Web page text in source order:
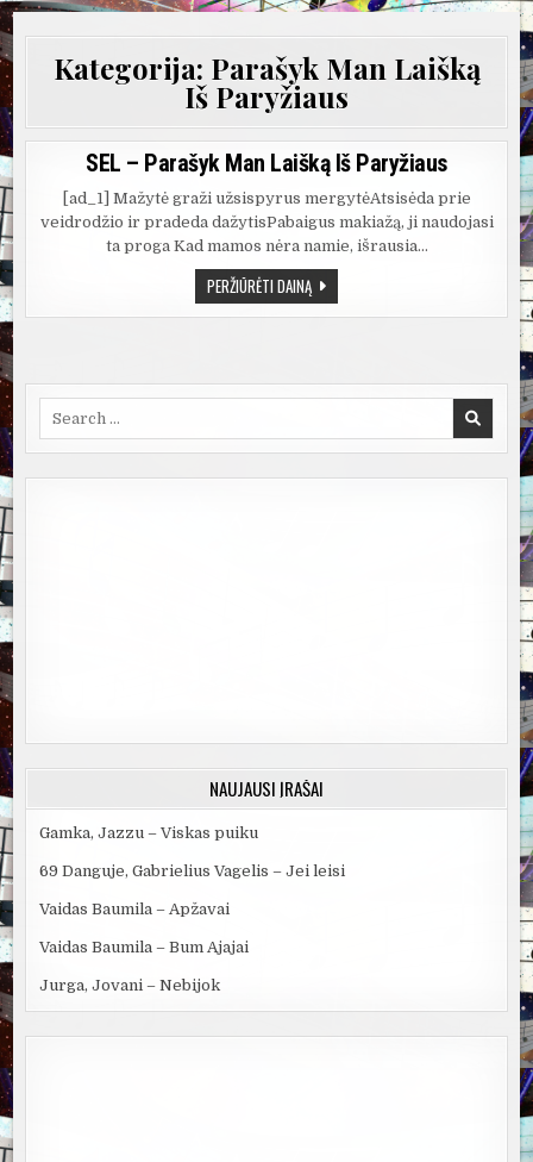
Kategorija: Parašyk Man Laišką
Iš Paryžiaus
SEL – Parašyk Man Laišką Iš Paryžiaus
[ad_1] Mažytė graži užsispyrus mergytėAtsisėda prie
veidrodžio ir pradeda dažytisPabaigus makiažą, ji naudojasi
ta proga Kad mamos nėra namie, išrausia…
PERŽIŪRĖTI DAINĄSEL
–
PARAŠYK
NAUJAUSI ĮRAŠAI
Gamka, Jazzu – Viskas puiku
69 Danguje, Gabrielius Vagelis – Jei leisi
Vaidas Baumila – Apžavai
Vaidas Baumila – Bum Ajajai
Jurga, Jovani – Nebijok